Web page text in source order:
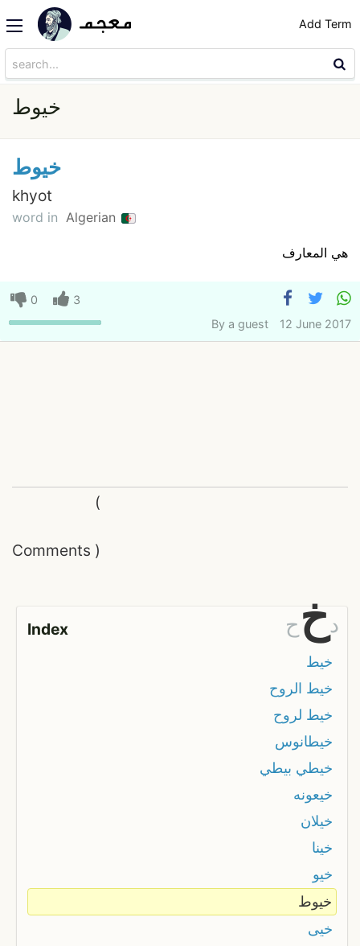
Add Term
خيوط
خيوط
khyot
word in Algerian
هي المعارف
0
3
By a guest 12 June 2017
Comments
(
)
Index ح خد
خيط
خيط الروح
خيط لروح
خيطانوس
خيطي بيطي
خيعونه
خيلان
خينا
خيو
خيوط
خيى